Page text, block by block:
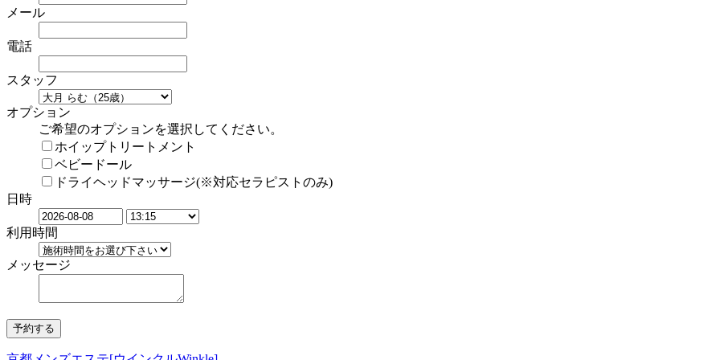
メール
電話
スタッフ
オプション
ご希望のオプションを選択してください。
ホイップトリートメント
ベビードール
ドライヘッドマッサージ(※対応セラピストのみ)
日時
利用時間
メッセージ